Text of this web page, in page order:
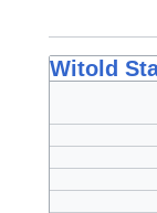
Witold